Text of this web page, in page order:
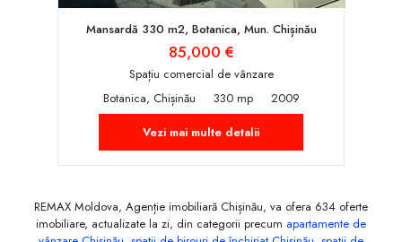
Mansardă 330 m2, Botanica, Mun. Chișinău
85,000 €
Spațiu comercial de vânzare
Botanica, Chișinău
330 mp
2009
Vezi mai multe detalii
REMAX Moldova, Agenție imobiliară Chișinău, va ofera 634 oferte
imobiliare, actualizate la zi, din categorii precum apartamente de